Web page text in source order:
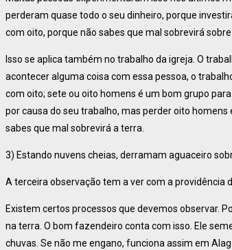
perderam quase todo o seu dinheiro, porque
com oito, porque não sabes que mal sobrevirá sobre
Isso se aplica também no trabalho da igreja. O
acontecer alguma coisa com essa pessoa, o
com oito; sete ou oito homens é um bom grupo
por causa do seu trabalho, mas perder oito
sabes que mal sobrevirá a terra.
3) Estando nuvens cheias, derramam aguaceiro
A terceira observação tem a ver com a providência
Existem certos processos que devemos observar.
na terra. O bom fazendeiro conta com isso. Ele
chuvas. Se não me engano, funciona assim em